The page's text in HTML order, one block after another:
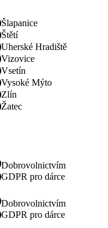
Šlapanice
Štětí
Uherské Hradiště
Vizovice
Vsetín
Vysoké Mýto
Zlín
Žatec
Dobrovolnictvím
GDPR pro dárce
Dobrovolnictvím
GDPR pro dárce